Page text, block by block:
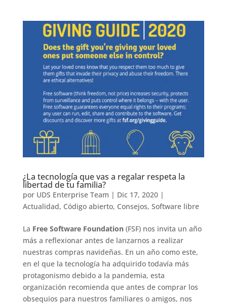
¿La tecnología que vas a regalar respeta la
libertad de tu familia?
por UDS Enterprise Team | Dic 17, 2020|
Actualidad, Código abierto, Consejos, Software libre
La Free Software Foundation(FSF) nos invita un año
más a reflexionar antes de lanzarnos a realizar
nuestras compras navideñas. En un año como este,
en el que la tecnología ha adquirido todavía más
protagonismo debido a la pandemia, esta
organización recomienda que antes de comprar los
obsequios para nuestros familiares o amigos, nos